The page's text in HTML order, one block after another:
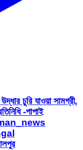
চুরি যাওয়া সামগ্রী,
-পাপাই